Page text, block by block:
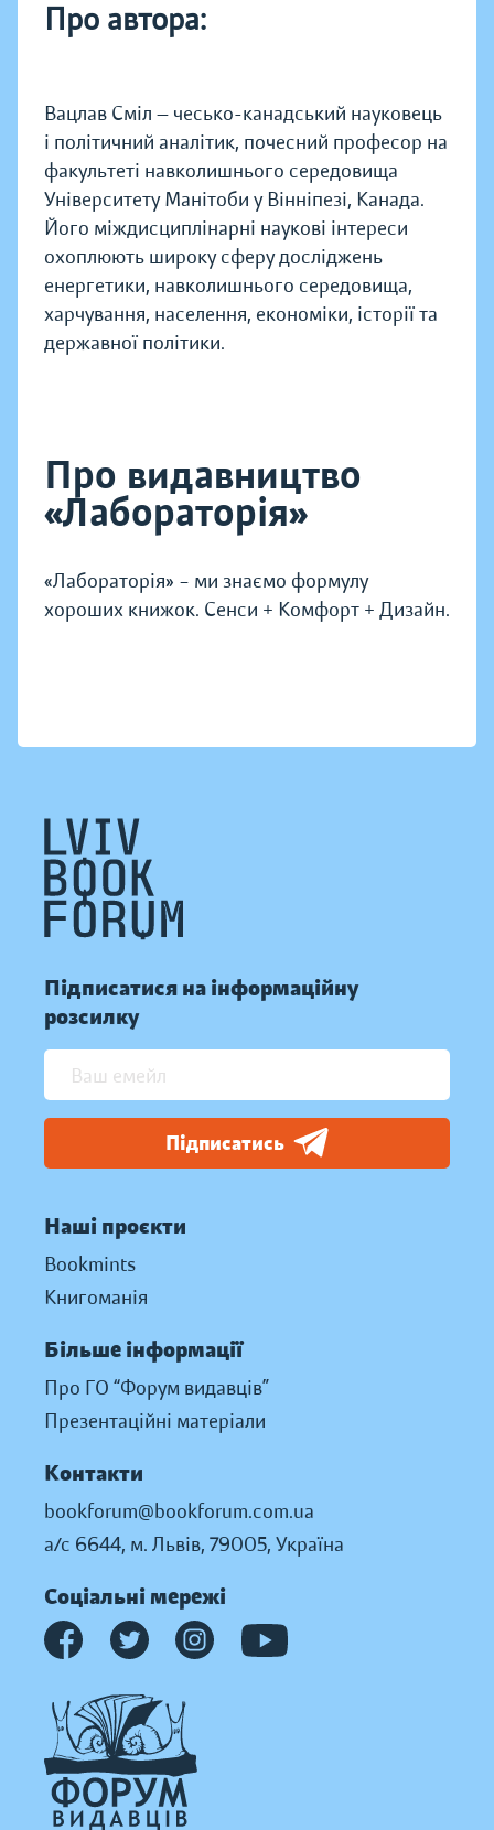
Про автора:
Вацлав Сміл — чесько-канадський науковець
і політичний аналітик, почесний професор на
факультеті навколишнього середовища
Університету Манітоби у Вінніпезі, Канада.
Його міждисциплінарні наукові інтереси
охоплюють широку сферу досліджень
енергетики, навколишнього середовища,
харчування, населення, економіки, історії та
державної політики.
Про видавництво
«Лабораторія»
«Лабораторія» – ми знаємо формулу
хороших книжок. Сенси + Комфорт + Дизайн.
Підписатися на інформаційну
розсилку
Підписатись
Наші проєкти
Bookmints
Книгоманія
Більше інформації
Про ГО “Форум видавців”
Презентаційні матеріали
Контакти
bookforum@bookforum.com.ua
а/с 6644, м. Львів, 79005, Україна
Соціальні мережі